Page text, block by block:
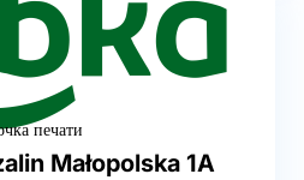
печати
Małopolska 1A